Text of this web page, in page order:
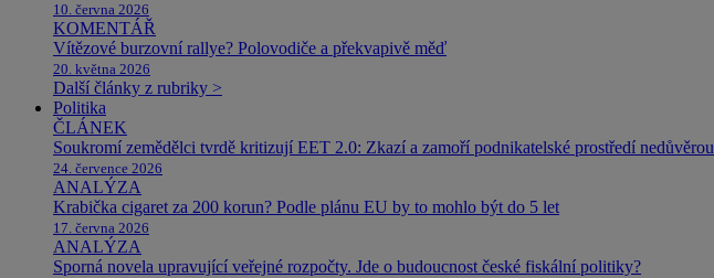
10. června 2026
KOMENTÁŘ
Vítězové burzovní rallye? Polovodiče a překvapivě měď
20. května 2026
Další články z rubriky >
Politika
ČLÁNEK
Soukromí zemědělci tvrdě kritizují EET 2.0: Zkazí a zamoří podnikatelské prostředí nedůvěrou
24. července 2026
ANALÝZA
Krabička cigaret za 200 korun? Podle plánu EU by to mohlo být do 5 let
17. června 2026
ANALÝZA
Sporná novela upravující veřejné rozpočty. Jde o budoucnost české fiskální politiky?